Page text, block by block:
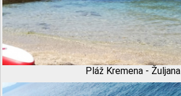
Pláž Kremena - Žuljana